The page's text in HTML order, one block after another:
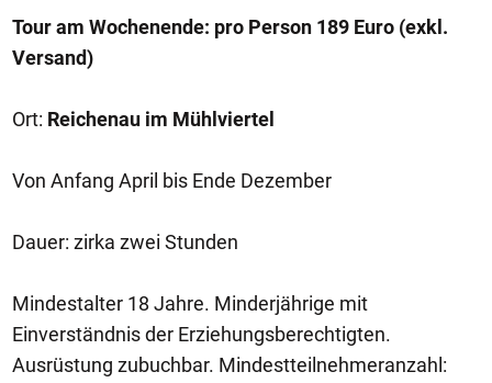
Tour am Wochenende: pro Person 189 Euro (exkl.
Versand)
Ort: Reichenau im Mühlviertel
Von Anfang April bis Ende Dezember
Dauer: zirka zwei Stunden
Mindestalter 18 Jahre. Minderjährige mit
Einverständnis der Erziehungsberechtigten.
Ausrüstung zubuchbar. Mindestteilnehmeranzahl: